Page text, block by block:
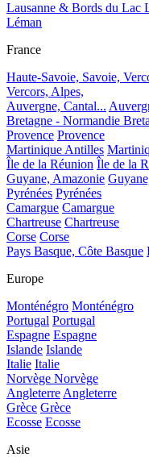
Lausanne & Bords du Lac
Léman
France
Haute-Savoie, Savoie,
Vercors, Alpes,
Auvergne, Cantal...
Bretagne - Normandie
Provence Provence
Martinique Antilles
Île de la Réunion Île de la
Guyane, Amazonie
Pyrénées Pyrénées
Camargue Camargue
Chartreuse Chartreuse
Corse Corse
Pays Basque, Côte Basque
Europe
Monténégro Monténégro
Portugal Portugal
Espagne Espagne
Islande Islande
Italie Italie
Norvège Norvège
Angleterre Angleterre
Grèce Grèce
Ecosse Ecosse
Asie